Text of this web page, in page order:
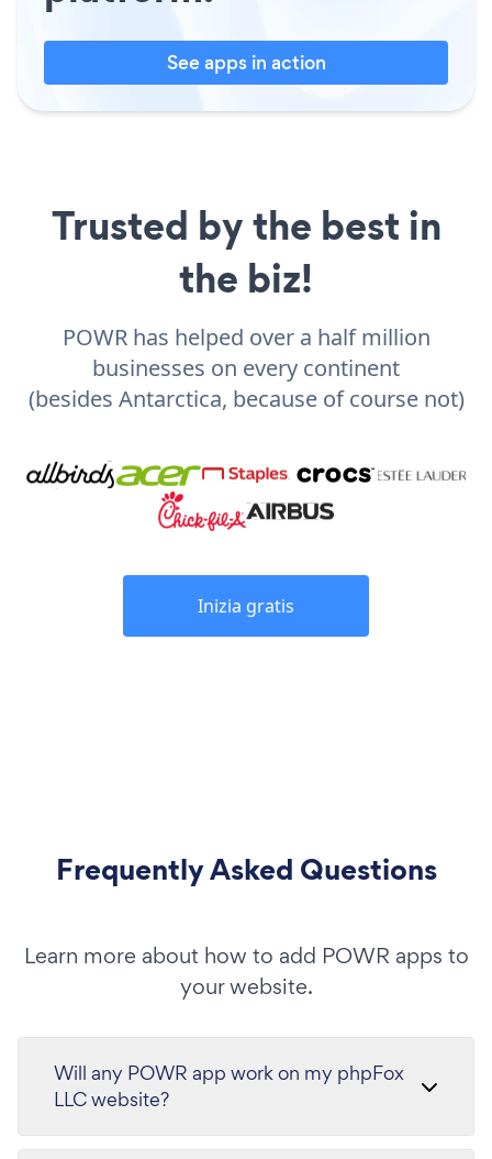
See apps in action
Trusted by the best in
the biz!
POWR has helped over a half million
businesses on every continent
(besides Antarctica, because of course not)
Inizia gratis
Frequently Asked Questions
Learn more about how to add POWR apps to
your website.
Will any POWR app work on my phpFox
LLC website?